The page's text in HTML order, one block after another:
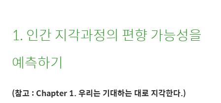
1. 인간 지각과정의 편향 가능성을
예측하기
(참고 : Chapter 1. 우리는 기대하는 대로 지각한다.)